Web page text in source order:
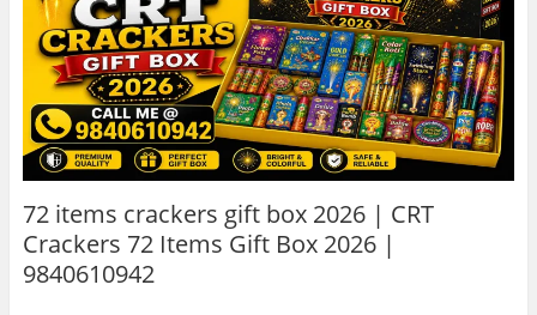
72 items crackers gift box 2026 | CRT
Crackers 72 Items Gift Box 2026 |
9840610942